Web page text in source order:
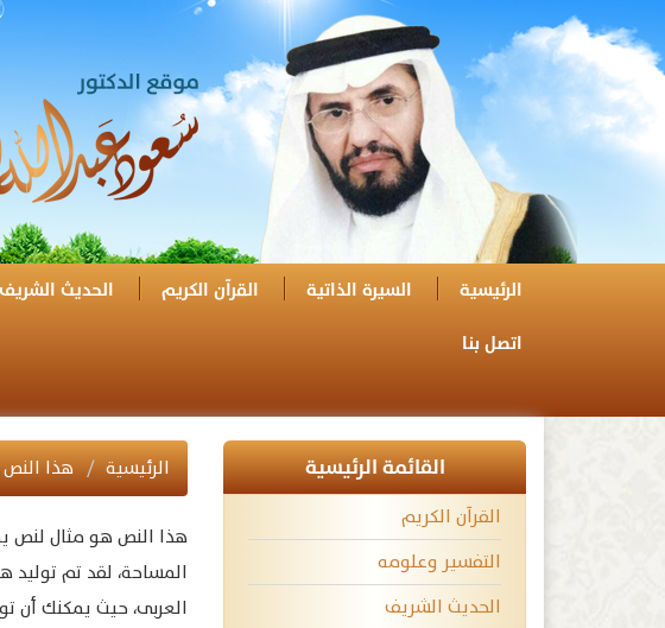
الرئيسية السيرة الذاتية القرآن الكريم الحديث الشريف
اتصل بنا
القائمة الرئيسية
القرآن الكريم
التفسير وعلومه
الحديث الشريف
الرئيسية هذا
هذا النص هو مثال
المساحة، لقد تم
العربى، حيث يمكنك أن